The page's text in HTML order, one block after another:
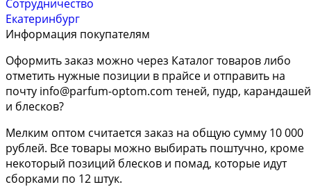
Сотрудничество
Екатеринбург
Информация покупателям
Оформить заказ можно через Каталог товаров либо
отметить нужные позиции в прайсе и отправить на
почту info@parfum-optom.com теней, пудр, карандашей
и блесков?
Мелким оптом считается заказ на общую сумму 10 000
рублей. Все товары можно выбирать поштучно, кроме
некоторый позиций блесков и помад, которые идут
сборками по 12 штук.